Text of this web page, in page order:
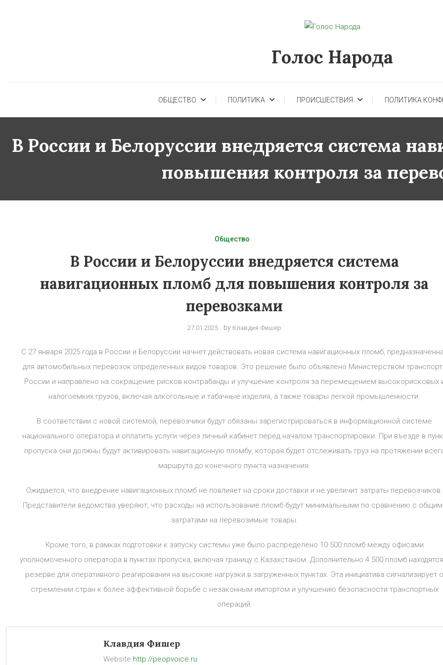
Голос Народа
ОБЩЕСТВО ПОЛИТИКА ПРОИСШЕСТВИЯ ПОЛИТИКА
В России и Белоруссии внедряется система
повышения контроля за
Общество
В России и Белоруссии внедряется система
навигационных пломб для повышения контроля за
перевозками
27.01.2025 by Клавдия Фишер
С 27 января 2025 года в России и Белоруссии начнет действовать новая система навигационных пломб,
для автомобильных перевозок определенных видов товаров. Это решение было объявлено Министерством
России и направлено на сокращение рисков контрабанды и улучшение контроля за перемещением высокорисковых
налогоемких грузов, включая алкогольные и табачные изделия, а также товары легкой промышленности.
В соответствии с новой системой, перевозчики будут обязаны зарегистрироваться в информационной системе
национального оператора и оплатить услуги через личный кабинет перед началом транспортировки. При въезде в
пропуска они должны будут активировать навигационную пломбу, которая будет отслеживать груз на протяжении
маршрута до конечного пункта назначения.
Ожидается, что внедрение навигационных пломб не повлияет на сроки доставки и не увеличит затраты перевозчиков.
Представители ведомства уверяют, что расходы на использование пломб будут минимальными по сравнению с
затратами на перевозимые товары.
Кроме того, в рамках подготовки к запуску системы уже было распределено 10 500 пломб между офисами
уполномоченного оператора в пунктах пропуска, включая границу с Казахстаном. Дополнительно 4 500 пломб
резерве для оперативного реагирования на высокие нагрузки в загруженных пунктах. Эта инициатива сигнализирует о
стремлении стран к более эффективной борьбе с незаконным импортом и улучшению безопасности транспортных
операций.
Клавдия Фишер
Website http://peopvoice.ru